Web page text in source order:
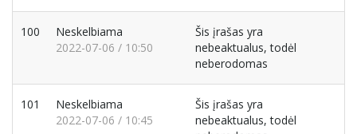
100
Neskelbiama
2022-07-06 / 10:50
Šis įrašas yra
nebeaktualus, todėl
neberodomas
101
Neskelbiama
2022-07-06 / 10:45
Šis įrašas yra
nebeaktualus, todėl